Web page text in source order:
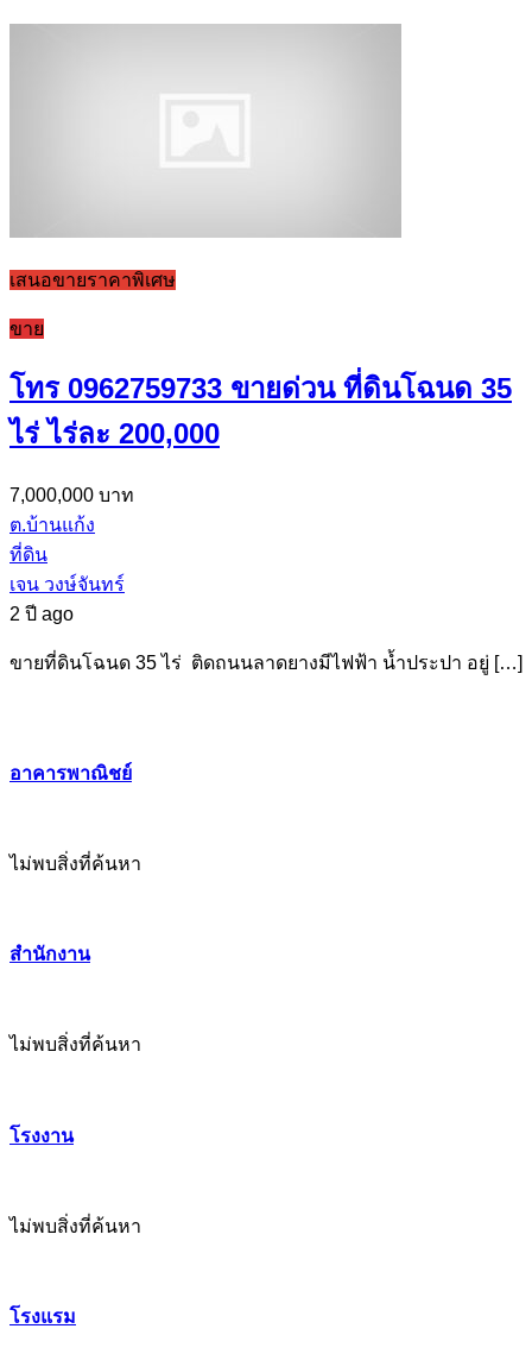
เสนอขายราคาพิเศษ
ขาย
โทร 0962759733 ขายด่วน ที่ดินโฉนด 35
ไร่ ไร่ละ 200,000
7,000,000 บาท
ต.บ้านแก้ง
ที่ดิน
เจน วงษ์จันทร์
2 ปี ago
ขายที่ดินโฉนด 35 ไร่ ติดถนนลาดยางมีไฟฟ้า น้ำประปา อยู่ […]
อาคารพาณิชย์
ไม่พบสิ่งที่ค้นหา
สำนักงาน
ไม่พบสิ่งที่ค้นหา
โรงงาน
ไม่พบสิ่งที่ค้นหา
โรงแรม